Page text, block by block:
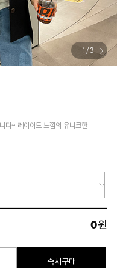
/ 3
다~ 레이어드 느낌의 유니크한
0원
즉시구매